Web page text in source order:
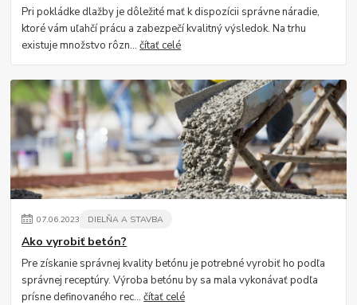
Pri pokládke dlažby je dôležité mať k dispozícii správne náradie,
ktoré vám uľahčí prácu a zabezpečí kvalitný výsledok. Na trhu
existuje množstvo rôzn...čítať celé
07.06.2023 DIELŇA A STAVBA
Ako vyrobiť betón?
Pre získanie správnej kvality betónu je potrebné vyrobiť ho podľa
správnej receptúry. Výroba betónu by sa mala vykonávať podľa
prísne definovaného rec...čítať celé